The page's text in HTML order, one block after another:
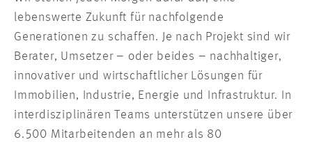
lebenswerte Zukunft für nachfolgende
Generationen zu schaffen. Je nach Projekt sind wir
Berater, Umsetzer – oder beides – nachhaltiger,
innovativer und wirtschaftlicher Lösungen für
Immobilien, Industrie, Energie und Infrastruktur. In
interdisziplinären Teams unterstützen unsere über
6.500 Mitarbeitenden an mehr als 80